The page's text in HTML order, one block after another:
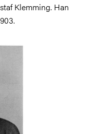
Klemming. Han